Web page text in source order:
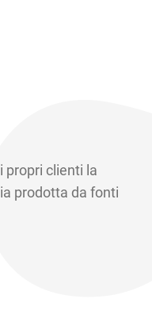
propri clienti la
prodotta da fonti